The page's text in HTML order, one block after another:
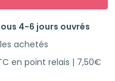
4-6 jours ouvrés
achetés
en point relais | 7,50€